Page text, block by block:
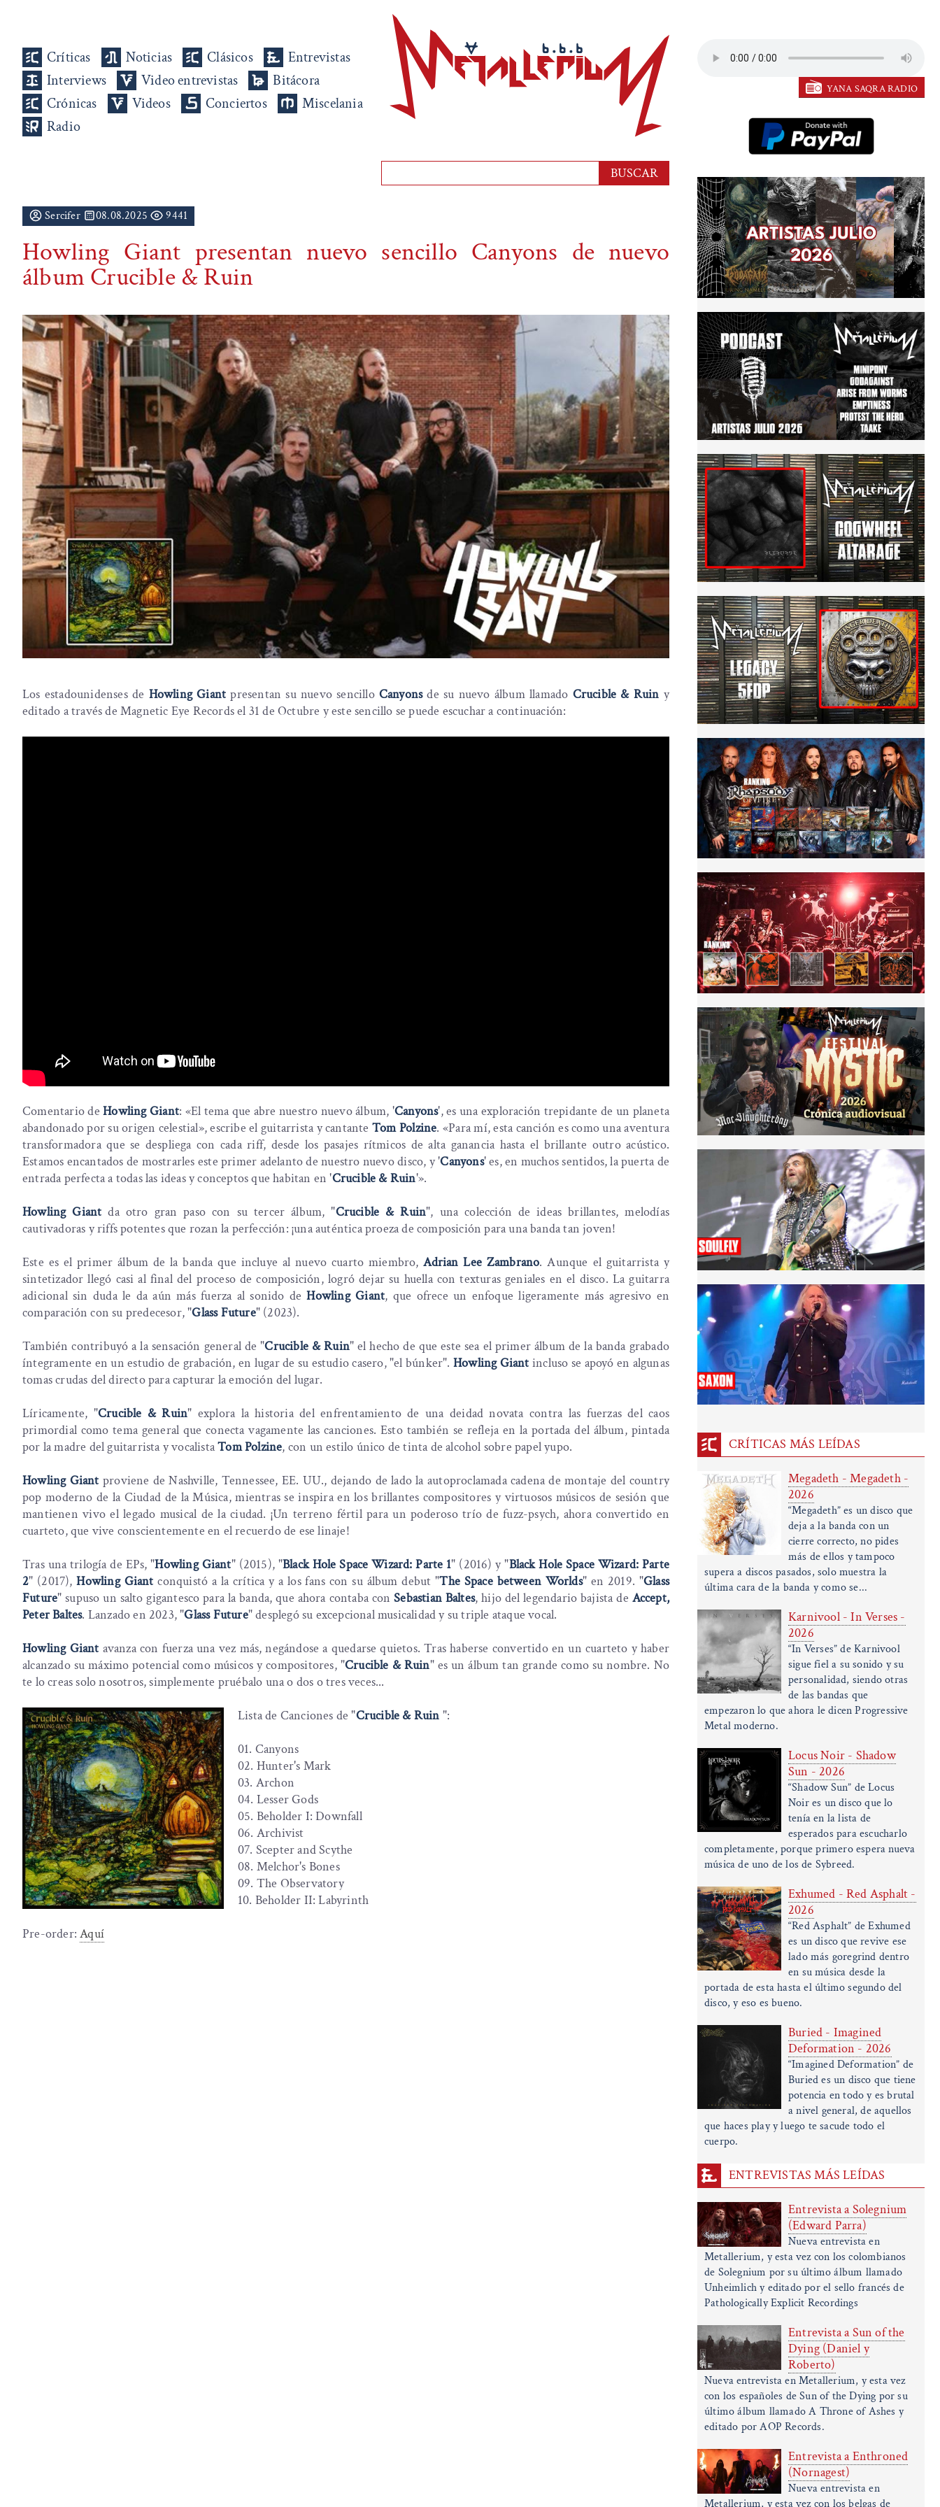
Críticas Noticias Clásicos
Entrevistas
Interviews
Video entrevistas
Bitácora
Crónicas
Videos Conciertos
Miscelania
Radio
Sercifer 08.08.2025 9441
Howling Giant presentan nuevo sencillo Canyons de nuevo
álbum Crucible & Ruin
Los estadounidenses de Howling Giant presentan su nuevo sencillo Canyonsde su nuevo álbum llamado Crucible & Ruin y
editado a través de Magnetic Eye Records el 31 de Octubre y este sencillo se puede escuchar a continuación:
Comentario deHowling Giant: «El tema que abre nuestro nuevo álbum, 'Canyons', es una exploración trepidante de un planeta
abandonado por su origen celestial», escribe el guitarrista y cantanteTom Polzine. «Para mí, esta canción es como una aventura
transformadora que se despliega con cada riff, desde los pasajes rítmicos de alta ganancia hasta el brillante outro acústico.
Estamos encantados de mostrarles este primer adelanto de nuestro nuevo disco, y 'Canyons' es, en muchos sentidos, la puerta de
entrada perfecta a todas las ideas y conceptos que habitan en 'Crucible & Ruin'».
Howling Giant da otro gran paso con su tercer álbum, "Crucible & Ruin", una colección de ideas brillantes, melodías
cautivadoras y riffs potentes que rozan la perfección: ¡una auténtica proeza de composición para una banda tan joven!
Este es el primer álbum de la banda que incluye al nuevo cuarto miembro,Adrian Lee Zambrano. Aunque el guitarrista y
sintetizador llegó casi al final del proceso de composición, logró dejar su huella con texturas geniales en el disco. La guitarra
adicional sin duda le da aún más fuerza al sonido deHowling Giant, que ofrece un enfoque ligeramente más agresivo en
comparación con su predecesor, "Glass Future" (2023).
También contribuyó a la sensación general de "Crucible & Ruin" el hecho de que este sea el primer álbum de la banda grabado
íntegramente en un estudio de grabación, en lugar de su estudio casero, "el búnker". Howling Giant incluso se apoyó en algunas
tomas crudas del directo para capturar la emoción del lugar.
Líricamente, "Crucible & Ruin" explora la historia del enfrentamiento de una deidad novata contra las fuerzas del caos
primordial como tema general que conecta vagamente las canciones. Esto también se refleja en la portada del álbum, pintada
por la madre del guitarrista y vocalistaTom Polzine, con un estilo único de tinta de alcohol sobre papel yupo.
Howling Giant proviene de Nashville, Tennessee, EE. UU., dejando de lado la autoproclamada cadena de montaje del country
pop moderno de la Ciudad de la Música, mientras se inspira en los brillantes compositores y virtuosos músicos de sesión que
mantienen vivo el legado musical de la ciudad. ¡Un terreno fértil para un poderoso trío de fuzz-psych, ahora convertido en
cuarteto, que vive conscientemente en el recuerdo de ese linaje!
Tras una trilogía de EPs, "Howling Giant" (2015), "Black Hole Space Wizard: Parte 1" (2016) y "Black Hole Space Wizard: Parte
2" (2017),Howling Giant conquistó a la crítica y a los fans con su álbum debut "The Space between Worlds" en 2019. "Glass
Future" supuso un salto gigantesco para la banda, que ahora contaba conSebastian Baltes, hijo del legendario bajista de Accept,
Peter Baltes. Lanzado en 2023, "Glass Future" desplegó su excepcional musicalidad y su triple ataque vocal.
Howling Giant avanza con fuerza una vez más, negándose a quedarse quietos. Tras haberse convertido en un cuarteto y haber
alcanzado su máximo potencial como músicos y compositores, "Crucible & Ruin" es un álbum tan grande como su nombre. No
te lo creas solo nosotros, simplemente pruébalo una o dos o tres veces...
Lista de Canciones de "Crucible & Ruin ":
01. Canyons
02. Hunter's Mark
03. Archon
04. Lesser Gods
05. Beholder I: Downfall
06. Archivist
07. Scepter and Scythe
08. Melchor's Bones
09. The Observatory
10. Beholder II: Labyrinth
Pre-order:Aquí
YANA SAQRA RADIO
CRÍTICAS MÁS LEÍDAS
Megadeth - Megadeth -
2026
“Megadeth” es un disco que
deja a la banda con un
cierre correcto, no pides
más de ellos y tampoco
supera a discos pasados, solo muestra la
última cara de la banda y como se...
Karnivool - In Verses -
2026
“In Verses” de Karnivool
sigue fiel a su sonido y su
personalidad, siendo otras
de las bandas que
empezaron lo que ahora le dicen Progressive
Metal moderno.
Locus Noir - Shadow
Sun - 2026
“Shadow Sun” de Locus
Noir es un disco que lo
tenía en la lista de
esperados para escucharlo
completamente, porque primero espera nueva
música de uno de los de Sybreed.
Exhumed - Red Asphalt -
2026
“Red Asphalt” de Exhumed
es un disco que revive ese
lado más goregrind dentro
en su música desde la
portada de esta hasta el último segundo del
disco, y eso es bueno.
Buried - Imagined
Deformation - 2026
“Imagined Deformation” de
Buried es un disco que tiene
potencia en todo y es brutal
a nivel general, de aquellos
que haces play y luego te sacude todo el
cuerpo.
ENTREVISTAS MÁS LEÍDAS
Entrevista a Solegnium
(Edward Parra)
Nueva entrevista en
Metallerium, y esta vez con los colombianos
de Solegnium por su último álbum llamado
Unheimlich y editado por el sello francés de
Pathologically Explicit Recordings
Entrevista a Sun of the
Dying (Daniel y
Roberto)
Nueva entrevista en Metallerium, y esta vez
con los españoles de Sun of the Dying por su
último álbum llamado A Throne of Ashes y
editado por AOP Records.
Entrevista a Enthroned
(Nornagest)
Nueva entrevista en
Metallerium, y esta vez con los belgas de